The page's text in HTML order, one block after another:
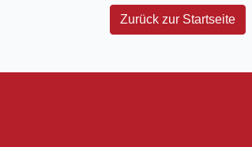
Zurück zur Startseite